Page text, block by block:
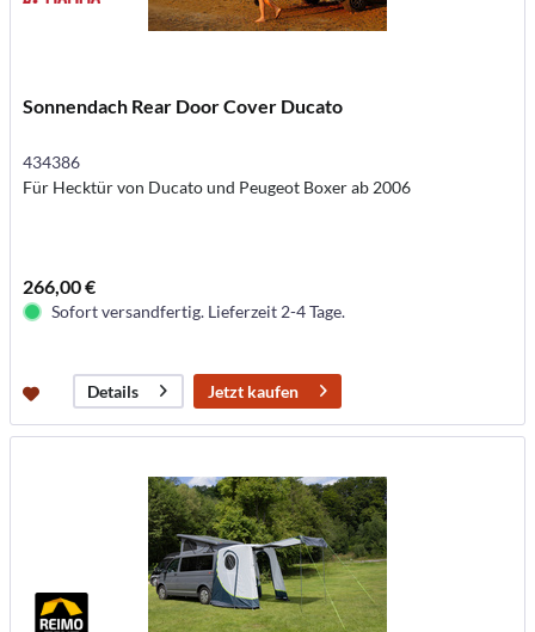
Sonnendach Rear Door Cover Ducato
434386
Für Hecktür von Ducato und Peugeot Boxer ab 2006
266,00 €
Sofort versandfertig. Lieferzeit 2-4 Tage.
Details Jetzt kaufen